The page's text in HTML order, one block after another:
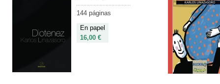
144 páginas
En papel
16,00 €